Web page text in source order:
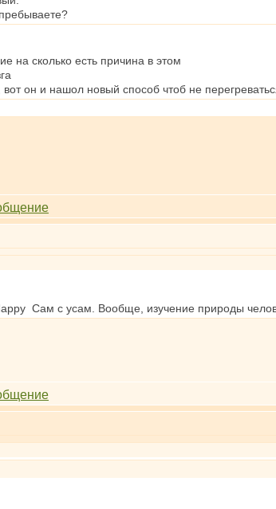
на сколько есть причина в этом
он и нашол новый способ чтоб не
Сам с усам. Вообще, изучение природы